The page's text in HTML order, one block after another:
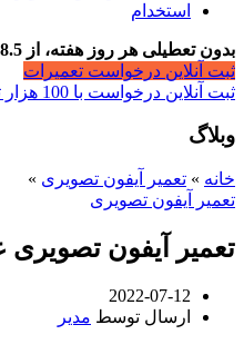
استخدام
بدون تعطیلی هر روز هفته، از 8.5 صبح تا 9 شب
ثبت آنلاین درخواست تعمیرات
ثبت آنلاین درخواست با 100 هزار تومان تخفیف
وبلاگ
خانه » تعمیر آیفون تصویری »
تعمیر آیفون تصویری
تعمیر آیفون
2022-07-12
ارسال توسط مدیر